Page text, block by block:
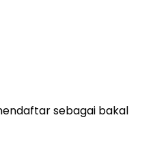
sebagai bakal